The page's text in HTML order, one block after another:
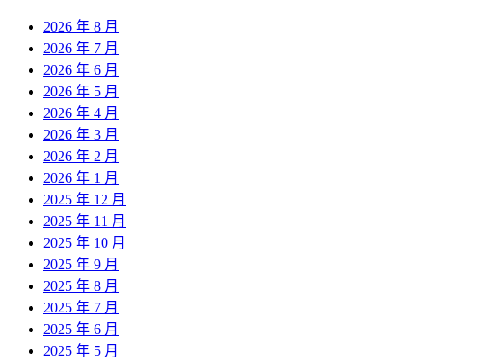
2026 年 8 月
2026 年 7 月
2026 年 6 月
2026 年 5 月
2026 年 4 月
2026 年 3 月
2026 年 2 月
2026 年 1 月
2025 年 12 月
2025 年 11 月
2025 年 10 月
2025 年 9 月
2025 年 8 月
2025 年 7 月
2025 年 6 月
2025 年 5 月